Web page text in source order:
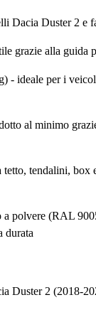
Dacia Duster 2 e
grazie alla guida
- ideale per i
al minimo
tetto, tendalini, box
polvere (RAL
durata
Duster 2 (2018-